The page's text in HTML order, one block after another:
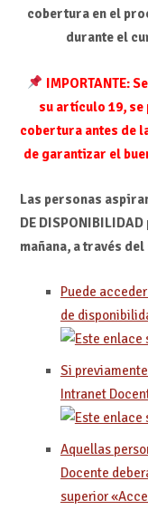
cobertura en el
durante el
IMPORTANTE:
su artículo 19,
cobertura antes de
de garantizar el
Las personas
DE
mañana, a través
Puede
de
Si
Intranet
Aquellas
Docente
superior